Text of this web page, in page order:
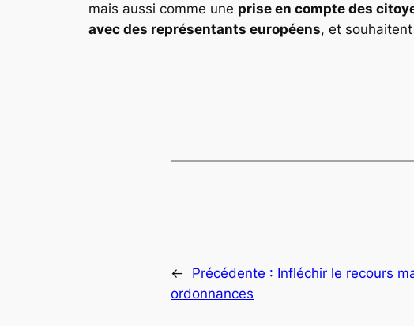
mais aussi comme une prise en compte des
avec des représentants européens, et
← Précédente : Infléchir le recours
ordonnances